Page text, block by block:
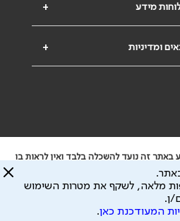
+ מידע
+ ומדיניות
זה נועד להשכלה בלבד ואין לראות בו
אחראית לתוכן המתפרסם באתר זה ולכל נזק
להיגרם.
אישי לצורך מתן השרות וכי חלק ממנו עשוי
בכפוף למדיניות הפרטיות
מלאה, לשקף את מטרות השימוש
ן.
המעודכנת כאן.